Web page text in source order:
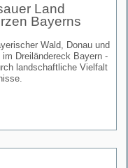
Land
Bayerns
Wald, Donau und
Dreiländereck Bayern -
landschaftliche Vielfalt